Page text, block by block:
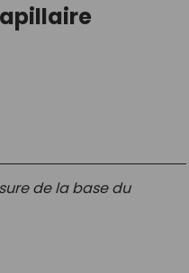
de la base du